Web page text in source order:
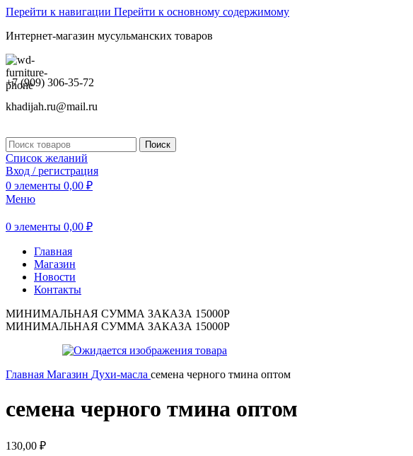
Перейти к навигации Перейти к основному содержимому
Интернет-магазин мусульманских товаров
+7 (909) 306-35-72
khadijah.ru@mail.ru
Поиск
Список желаний
Вход / регистрация
0 элементы 0,00 ₽
Меню
0 элементы 0,00 ₽
Главная
Магазин
Новости
Контакты
МИНИМАЛЬНАЯ СУММА ЗАКАЗА 15000Р
МИНИМАЛЬНАЯ СУММА ЗАКАЗА 15000Р
Главная Магазин Духи-масла семена черного тмина оптом
семена черного тмина оптом
130,00 ₽